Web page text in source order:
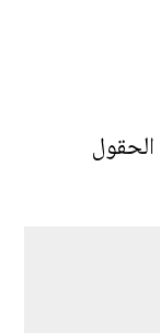
الحقول